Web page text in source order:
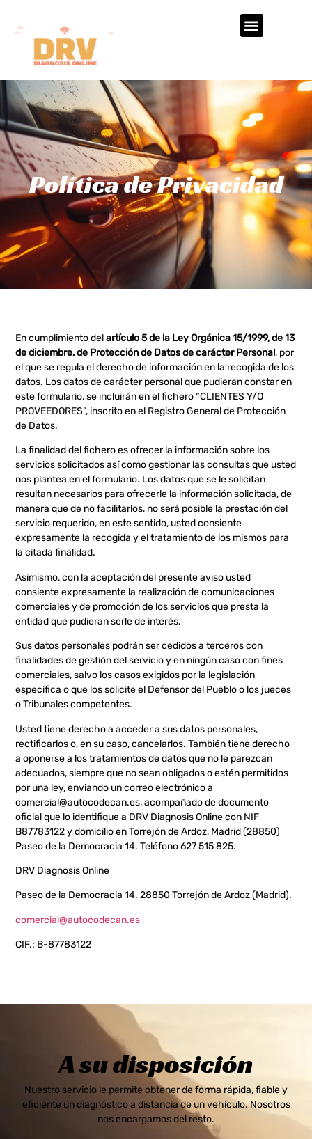
Política de Privacidad
En cumplimiento delartículo 5 de la Ley Orgánica 15/1999, de 13
de diciembre, de Protección de Datos de carácter Personal, por
el que se regula el derecho de información en la recogida de los
datos. Los datos de carácter personal que pudieran constar en
este formulario, se incluirán en el fichero “CLIENTES Y/O
PROVEEDORES”, inscrito en el Registro General de Protección
de Datos.
La finalidad del fichero es ofrecer la información sobre los
servicios solicitados así como gestionar las consultas que usted
nos plantea en el formulario. Los datos que se le solicitan
resultan necesarios para ofrecerle la información solicitada, de
manera que de no facilitarlos, no será posible la prestación del
servicio requerido, en este sentido, usted consiente
expresamente la recogida y el tratamiento de los mismos para
la citada finalidad.
Asimismo, con la aceptación del presente aviso usted
consiente expresamente la realización de comunicaciones
comerciales y de promoción de los servicios que presta la
entidad que pudieran serle de interés.
Sus datos personales podrán ser cedidos a terceros con
finalidades de gestión del servicio y en ningún caso con fines
comerciales, salvo los casos exigidos por la legislación
específica o que los solicite el Defensor del Pueblo o los jueces
o Tribunales competentes.
Usted tiene derecho a acceder a sus datos personales,
rectificarlos o, en su caso, cancelarlos. También tiene derecho
a oponerse a los tratamientos de datos que no le parezcan
adecuados, siempre que no sean obligados o estén permitidos
por una ley, enviando un correo electrónico a
comercial@autocodecan.es, acompañado de documento
oficial que lo identifique a DRV Diagnosis Online con NIF
B87783122 y domicilio en Torrejón de Ardoz, Madrid (28850)
Paseo de la Democracia 14. Teléfono 627 515 825.
DRV Diagnosis Online
Paseo de la Democracia 14. 28850 Torrejón de Ardoz (Madrid).
comercial@autocodecan.es
CIF.: B-87783122
A su disposición
Nuestro servicio le permite obtener de forma rápida, fiable y
eficiente un diagnóstico a distancia de un vehículo. Nosotros
nos encargamos del resto.